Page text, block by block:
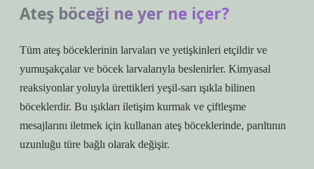
Ateş böceği ne yer ne içer?
Tüm ateş böceklerinin larvaları ve yetişkinleri etçildir ve
yumuşakçalar ve böcek larvalarıyla beslenirler. Kimyasal
reaksiyonlar yoluyla ürettikleri yeşil-sarı ışıkla bilinen
böceklerdir. Bu ışıkları iletişim kurmak ve çiftleşme
mesajlarını iletmek için kullanan ateş böceklerinde, parıltının
uzunluğu türe bağlı olarak değişir.